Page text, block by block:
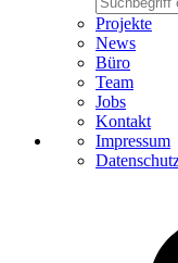
Projekte
News
Büro
Team
Jobs
Kontakt
Impressum